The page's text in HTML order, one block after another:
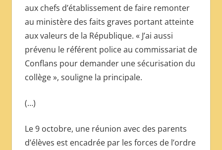
aux chefs d’établissement de faire remonter
au ministère des faits graves portant atteinte
aux valeurs de la République. « J’ai aussi
prévenu le référent police au commissariat de
Conflans pour demander une sécurisation du
collège », souligne la principale.
(…)
Le 9 octobre, une réunion avec des parents
d’élèves est encadrée par les forces de l’ordre